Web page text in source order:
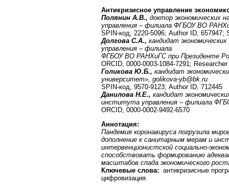
Антикризисное управление
Полянин А.В., доктор экономических
управления – филиала ФГБОУ ВО
SPIN-код, 2220-5096; Author ID, 657947;
Долгова С.А., кандидат
управления – филиала
ФГБОУ ВО РАНХиГС при Президенте
ORCID, 0000-0003-1084-7291;
Голикова Ю.Б., кандидат
университет», golikova-yb@bk ru
SPIN-код, 9570-9123; Author ID, 712445
Данилова Н.Е., кандидат
института управления – филиала
ORCID, 0000-0002-9492-6570
Аннотация:
Пандемия коронавируса погрузила
дополнение к санитарным мерам и
интервенционистской социально-
способствовать формированию
масштабов спада экономического
Ключевые слова: антикризисные
цифровизация.